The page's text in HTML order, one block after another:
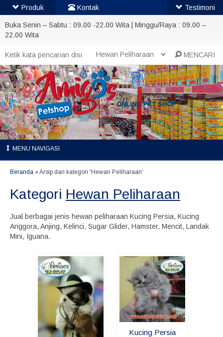
Buka Senin – Sabtu : 09.00 -22.00 Wita | Minggu/Raya : 09.00 –
22.00 Wita
MENCARI
MENU NAVIGASI
Beranda »Arsip dari kategori 'Hewan Peliharaan'
Kategori Hewan Peliharaan
Jual berbagai jenis hewan peliharaan Kucing Persia, Kucing
Anggora, Anjing, Kelinci, Sugar Glider, Hamster, Mencit, Landak
Mini, Iguana.
Kucing Persia
Produk Kontak Testimoni